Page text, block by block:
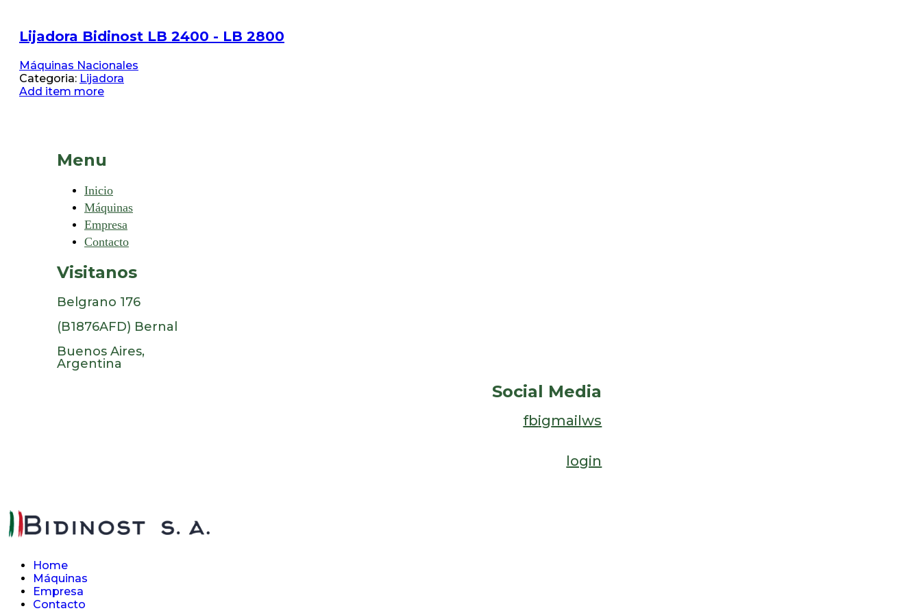
Lijadora Bidinost LB 2400 - LB 2800
Máquinas Nacionales
Categoria: Lijadora
Add item more
Menu
Inicio
Máquinas
Empresa
Contacto
Visitanos
Belgrano 176
(B1876AFD) Bernal
Buenos Aires,
Argentina
Social Media
fbigmailws
login
Home
Máquinas
Empresa
Contacto